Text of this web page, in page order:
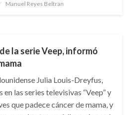
Manuel Reyes Beltran
la serie Veep, informó
Julia Louis-Dreyfus,
las series televisivas “Veep” y
que padece cáncer de mama, y